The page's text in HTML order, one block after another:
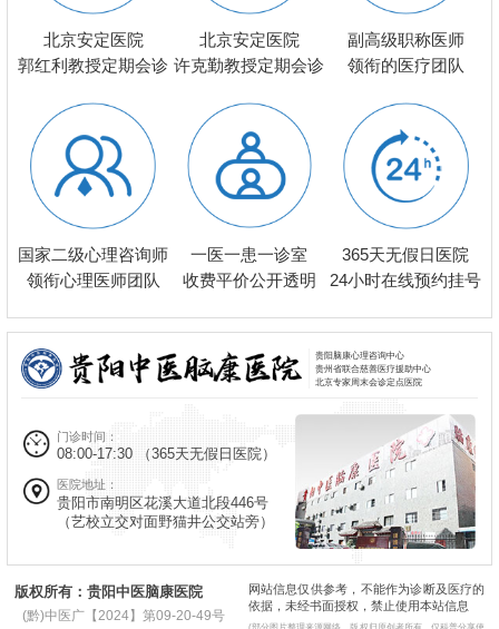
北京安定医院
郭红利教授定期会诊
北京安定医院
许克勤教授定期会诊
副高级职称医师
领衔的医疗团队
国家二级心理咨询师
领衔心理医师团队
一医一患一诊室
收费平价公开透明
365天无假日医院
24小时在线预约挂号
贵阳脑康心理咨询中心
贵州省联合慈善医疗援助中心
北京专家周末会诊定点医院
门诊时间：
08:00-17:30 （365天无假日医院）
医院地址：
贵阳市南明区花溪大道北段446号
（艺校立交对面野猫井公交站旁）
版权所有：贵阳中医脑康医院
(黔)中医广【2024】第09-20-49号
网站信息仅供参考，不能作为诊断及医疗的
依据，未经书面授权，禁止使用本站信息